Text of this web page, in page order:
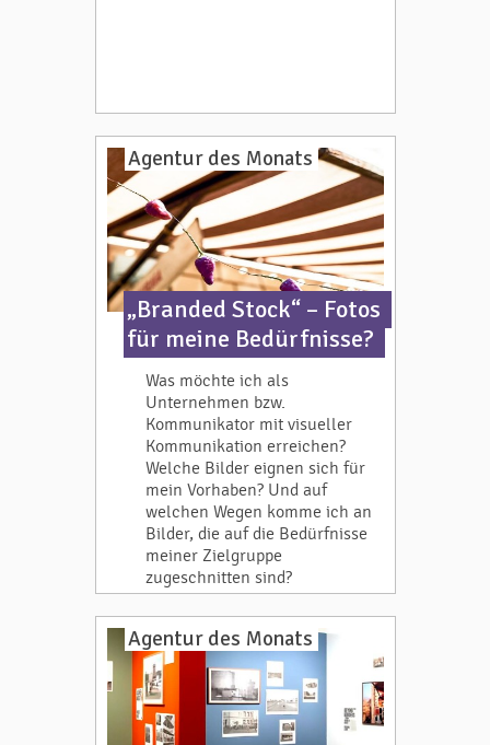
Agentur des Monats
„Branded Stock“ – Fotos
für meine Bedürfnisse?
Was möchte ich als
Unternehmen bzw.
Kommunikator mit visueller
Kommunikation erreichen?
Welche Bilder eignen sich für
mein Vorhaben? Und auf
welchen Wegen komme ich an
Bilder, die auf die Bedürfnisse
meiner Zielgruppe
zugeschnitten sind?
Agentur des Monats